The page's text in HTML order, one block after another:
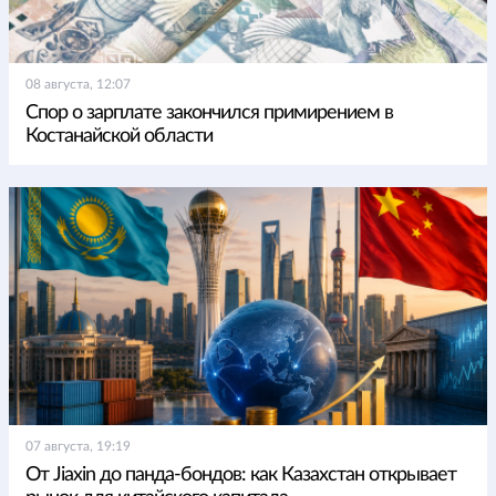
08 августа, 12:07
Спор о зарплате закончился примирением в
Костанайской области
07 августа, 19:19
От Jiaxin до панда-бондов: как Казахстан открывает